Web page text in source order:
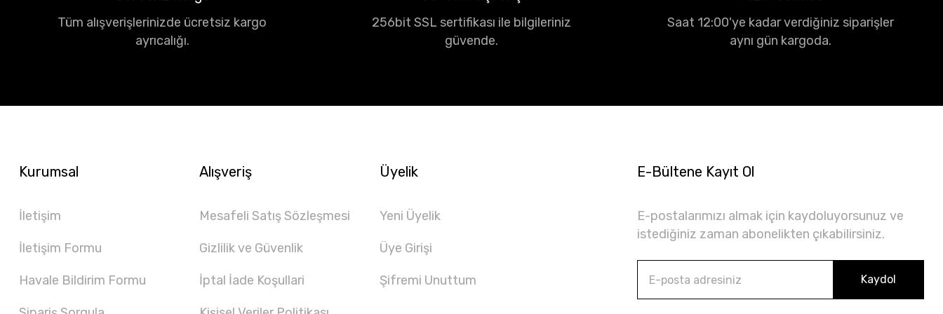
Tüm alışverişlerinizde ücretsiz kargo
ayrıcalığı.
256bit SSL sertifikası ile bilgileriniz
güvende.
Saat 12:00'ye kadar verdiğiniz siparişler
aynı gün kargoda.
Kurumsal
İletişim
İletişim Formu
Havale Bildirim Formu
Alışveriş
Mesafeli Satış Sözleşmesi
Gizlilik ve Güvenlik
İptal İade Koşullari
Üyelik
Yeni Üyelik
Üye Girişi
Şifremi Unuttum
E-Bültene Kayıt Ol
E-postalarımızı almak için kaydoluyorsunuz ve
istediğiniz zaman abonelikten çıkabilirsiniz.
Kaydol